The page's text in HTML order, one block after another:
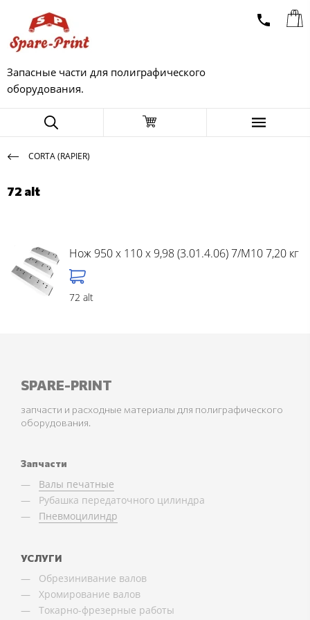
Запасные части для полиграфического
оборудования.
CORTA (RAPIER)
72 alt
Нож 950 x 110 x 9,98 (3.01.4.06) 7/M10 7,20 кг
72 alt
SPARE-PRINT
запчасти и расходные материалы для полиграфического
оборудования.
Запчасти
Валы печатные
Рубашка передаточного цилиндра
Пневмоцилиндр
УСЛУГИ
Обрезинивание валов
Хромирование валов
Токарно-фрезерные работы